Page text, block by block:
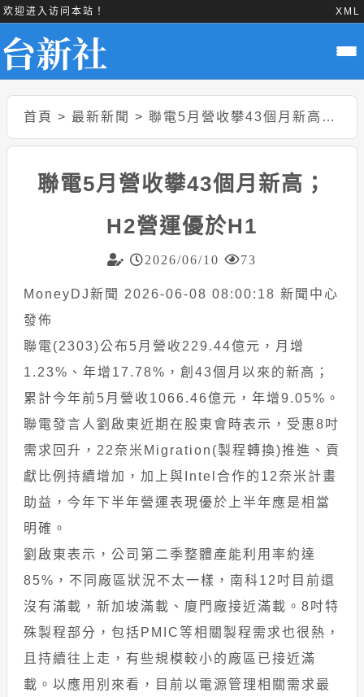
欢迎进入访问本站！ XML
首頁 > 最新新聞 > 聯電5月營收攀43個月新高；H2營運優於H1
聯電5月營收攀43個月新高；
H2營運優於H1
2026/06/10 73
MoneyDJ新聞 2026-06-08 08:00:18 新聞中心
發佈
聯電(2303)公布5月營收229.44億元，月增
1.23%、年增17.78%，創43個月以來的新高；
累計今年前5月營收1066.46億元，年增9.05%。
聯電發言人劉啟東近期在股東會時表示，受惠8吋
需求回升，22奈米Migration(製程轉換)推進、貢
獻比例持續增加，加上與Intel合作的12奈米計畫
助益，今年下半年營運表現優於上半年應是相當
明確。
劉啟東表示，公司第二季整體產能利用率約達
85%，不同廠區狀況不太一樣，南科12吋目前還
沒有滿載，新加坡滿載、廈門廠接近滿載。8吋特
殊製程部分，包括PMIC等相關製程需求也很熱，
且持續往上走，有些規模較小的廠區已接近滿
載。以應用別來看，目前以電源管理相關需求最